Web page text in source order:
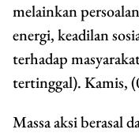
melainkan
energi, keadilan
terhadap
tertinggal). Kamis,
Massa aksi berasal